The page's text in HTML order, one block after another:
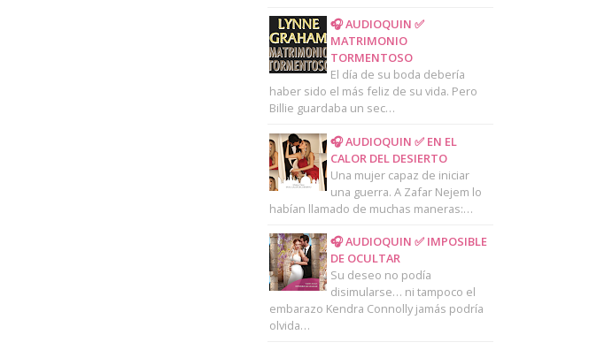
🎧 AUDIOQUIN ✅
MATRIMONIO
TORMENTOSO
El día de su boda debería
haber sido el más feliz de su vida. Pero
Billie guardaba un sec…
🎧 AUDIOQUIN ✅ EN EL
CALOR DEL DESIERTO
Una mujer capaz de iniciar
una guerra. A Zafar Nejem lo
habían llamado de muchas maneras:…
🎧 AUDIOQUIN ✅ IMPOSIBLE
DE OCULTAR
Su deseo no podía
disimularse… ni tampoco el
embarazo Kendra Connolly jamás podría
olvida…